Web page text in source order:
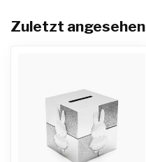
Zuletzt angesehen